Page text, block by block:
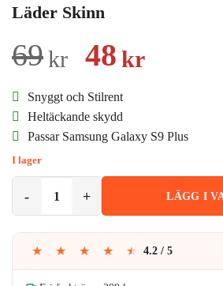
Läder Skinn
69kr
Det
priset
var:
69kr.
48 krDet
är:
48kr.
Snyggt och Stilrent
Heltäckande skydd
Passar Samsung Galaxy S9 Plus
I lager
LÄGG I
★ ★ ★ ★ ★ 4.2 / 5